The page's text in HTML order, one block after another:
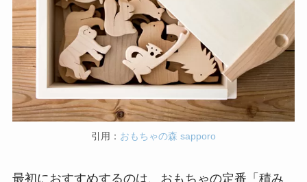
引用： おもちゃの森 sapporo
最初におすすめするのは、おもちゃの定番「積み